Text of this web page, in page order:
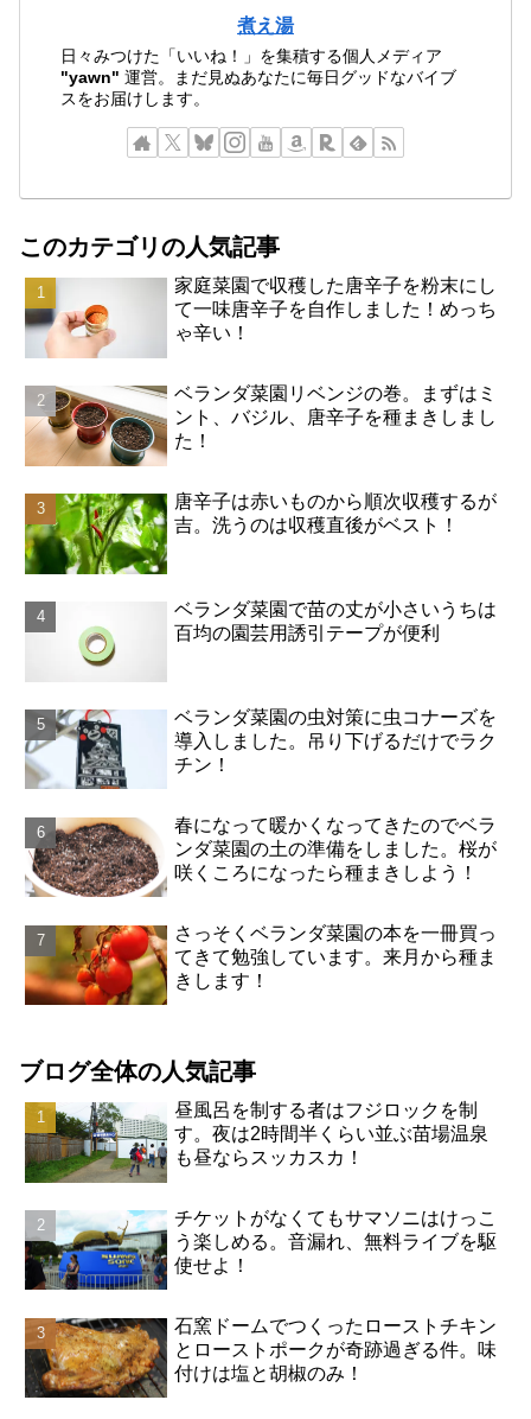
煮え湯
日々みつけた「いいね！」を集積する個人メディア
"yawn" 運営。まだ見ぬあなたに毎日グッドなバイブ
スをお届けします。
このカテゴリの人気記事
家庭菜園で収穫した唐辛子を粉末にし
て一味唐辛子を自作しました！めっち
ゃ辛い！
ベランダ菜園リベンジの巻。まずはミ
ント、バジル、唐辛子を種まきしまし
た！
唐辛子は赤いものから順次収穫するが
吉。洗うのは収穫直後がベスト！
ベランダ菜園で苗の丈が小さいうちは
百均の園芸用誘引テープが便利
ベランダ菜園の虫対策に虫コナーズを
導入しました。吊り下げるだけでラク
チン！
春になって暖かくなってきたのでベラ
ンダ菜園の土の準備をしました。桜が
咲くころになったら種まきしよう！
さっそくベランダ菜園の本を一冊買っ
てきて勉強しています。来月から種ま
きします！
ブログ全体の人気記事
昼風呂を制する者はフジロックを制
す。夜は2時間半くらい並ぶ苗場温泉
も昼ならスッカスカ！
チケットがなくてもサマソニはけっこ
う楽しめる。音漏れ、無料ライブを駆
使せよ！
石窯ドームでつくったローストチキン
とローストポークが奇跡過ぎる件。味
付けは塩と胡椒のみ！